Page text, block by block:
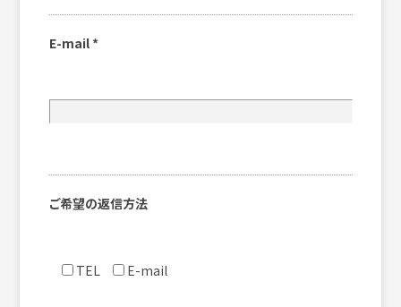
E-mail *
ご希望の返信方法
TEL E-mail